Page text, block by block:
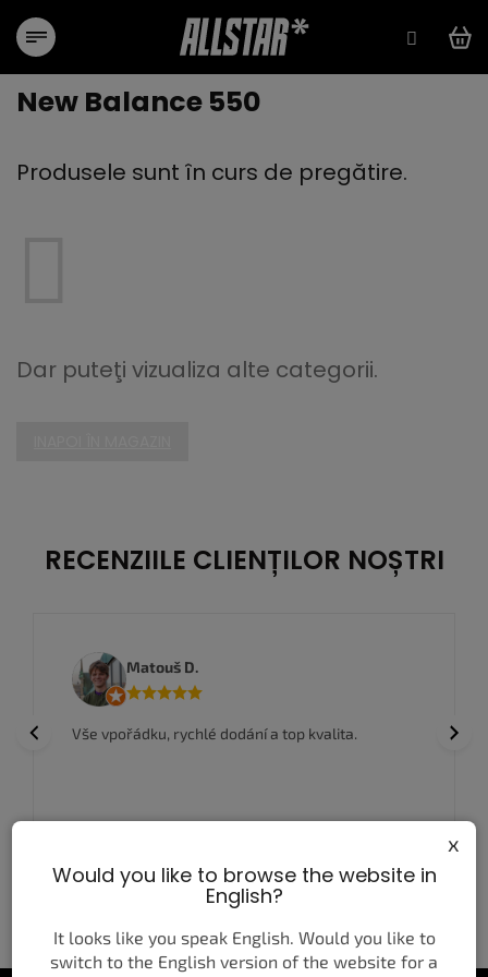
conținut
New Balance 550
Produsele sunt în curs de pregătire.
Dar puteţi vizualiza alte categorii.
RECENZIILE CLIENȚILOR NOȘTRI
Previous
Matouš D.
Vše vpořádku, rychlé dodání a top kvalita. Next
MAI MULTE RECENZII SCRIE O RECENZIE
Would you like to browse the website in
English?
x
It looks like you speak English. Would you like to
switch to the English version of the website for a